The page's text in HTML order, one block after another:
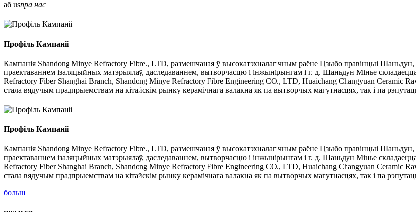
аб usпра нас
Профіль Кампаніі
Кампанія Shandong Minye Refractory Fibre., LTD, размешчаная ў высокатэхналагічным раёне Цзыбо правінцыі Шаньдун,
праектаваннем ізаляцыйных матэрыялаў, даследаваннем, вытворчасцю і інжынірынгам і г. д. Шаньдун Мінье
Refractory Fiber Shanghai Branch, Shandong Minye Refractory Fibre Engineering CO., LTD, Huaichang Changyuan Ceramic
стала вядучым прадпрыемствам на кітайскім рынку керамічнага валакна як па вытворчых магутнасцях, так і па
Профіль Кампаніі
Кампанія Shandong Minye Refractory Fibre., LTD, размешчаная ў высокатэхналагічным раёне Цзыбо правінцыі Шаньдун,
праектаваннем ізаляцыйных матэрыялаў, даследаваннем, вытворчасцю і інжынірынгам і г. д. Шаньдун Мінье
Refractory Fiber Shanghai Branch, Shandong Minye Refractory Fibre Engineering CO., LTD, Huaichang Changyuan Ceramic
стала вядучым прадпрыемствам на кітайскім рынку керамічнага валакна як па вытворчых магутнасцях, так і па
больш